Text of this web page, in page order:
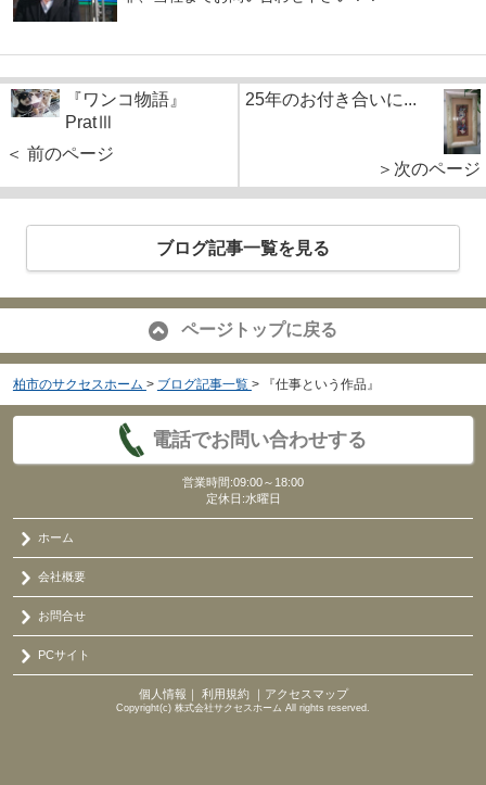
『ワンコ物語』
PratⅢ
＜ 前のページ
25年のお付き合いに...
＞次のページ
ブログ記事一覧を見る
ページトップに戻る
柏市のサクセスホーム > ブログ記事一覧 > 『仕事という作品』
電話でお問い合わせする
営業時間:09:00～18:00
定休日:水曜日
ホーム
会社概要
お問合せ
PCサイト
個人情報 利用規約｜ アクセスマップ
Copyright(c) 株式会社サクセスホーム All rights reserved.